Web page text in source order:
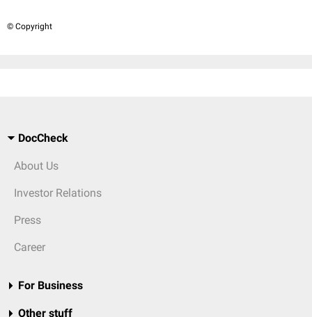
© Copyright
DocCheck
About Us
Investor Relations
Press
Career
For Business
Other stuff